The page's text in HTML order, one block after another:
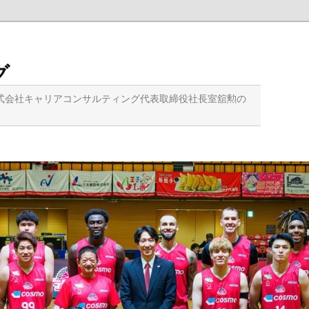
社キャリアコンサルティング代表取締役社長室舘勲の